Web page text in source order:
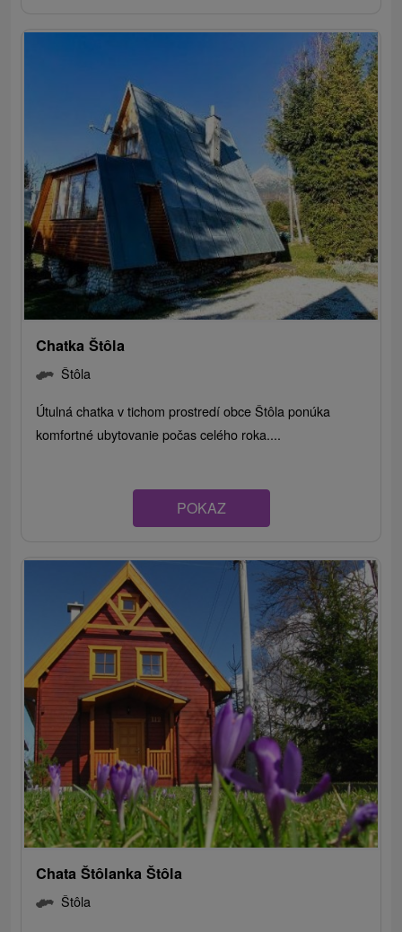
Chatka Štôla
Štôla
Útulná chatka v tichom prostredí obce Štôla ponúka
komfortné ubytovanie počas celého roka....
POKAZ
Chata Štôlanka Štôla
Štôla